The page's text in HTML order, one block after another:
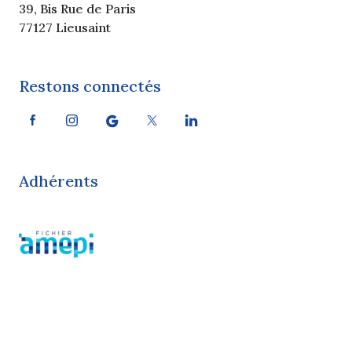
39, Bis Rue de Paris
77127 Lieusaint
Restons connectés
Adhérents